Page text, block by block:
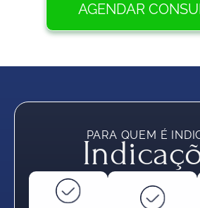
AGENDAR
PARA QUEM É